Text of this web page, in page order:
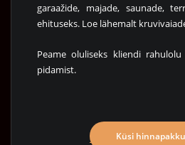
garaažide, majade, saunade,
ehituseks. Loe lähemalt
Peame oluliseks kliendi
pidamist.
Küsi